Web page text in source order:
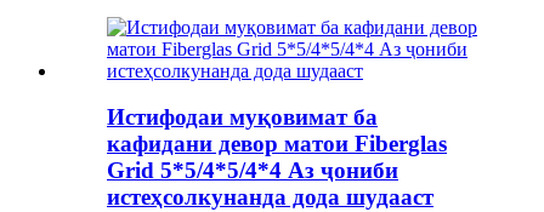
Истифодаи муқовимат ба
кафидани девор матои Fiberglas
Grid 5*5/4*5/4*4 Аз ҷониби
истеҳсолкунанда дода шудааст